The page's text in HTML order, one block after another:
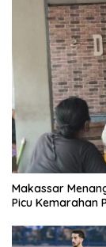
Makassar
Picu Kemarahan